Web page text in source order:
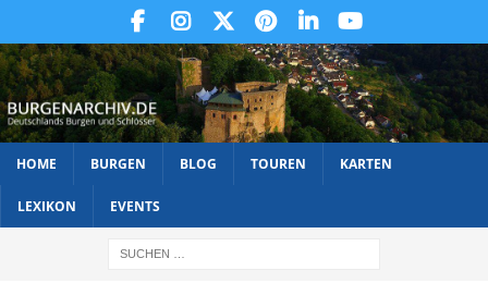
HOME BURGEN BLOG TOUREN KARTEN
LEXIKON EVENTS